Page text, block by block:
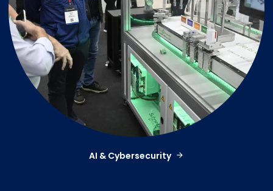
AI & Cybersecurity